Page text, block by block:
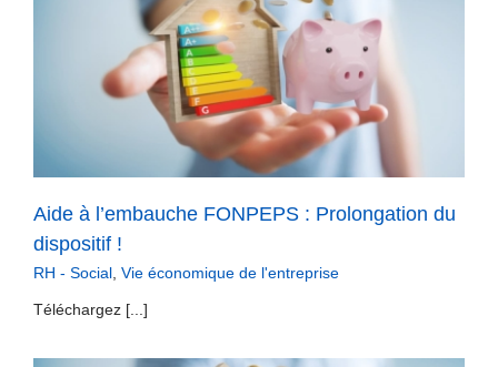
Aide à l’embauche FONPEPS : Prolongation du
dispositif !
RH - Social Vie économique de l'entreprise
Téléchargez [...]